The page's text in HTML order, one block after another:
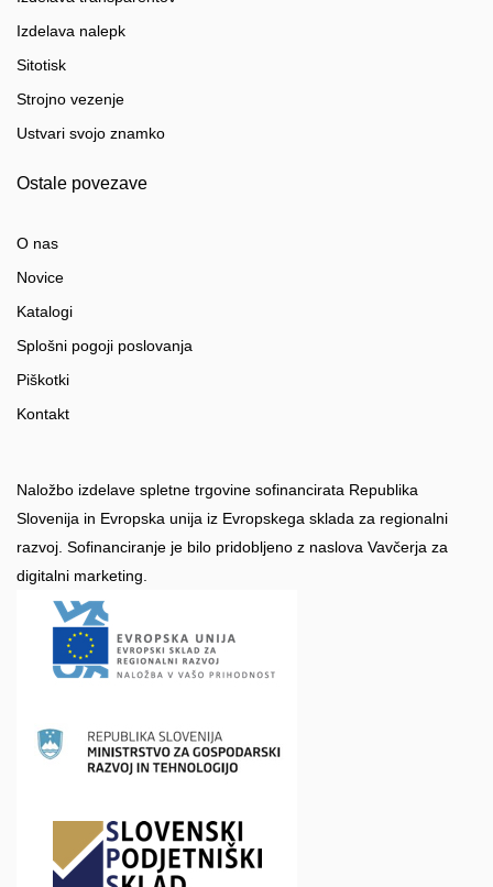
Izdelava nalepk
Sitotisk
Strojno vezenje
Ustvari svojo znamko
Ostale povezave
O nas
Novice
Katalogi
Splošni pogoji poslovanja
Piškotki
Kontakt
Naložbo izdelave spletne trgovine sofinancirata Republika
Slovenija in Evropska unija iz Evropskega sklada za regionalni
razvoj. Sofinanciranje je bilo pridobljeno z naslova Vavčerja za
digitalni marketing.